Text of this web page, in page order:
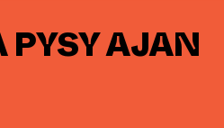
AJAN